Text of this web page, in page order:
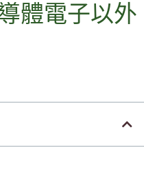
體電子以外